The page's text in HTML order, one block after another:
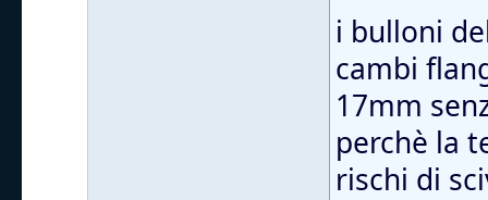
i bulloni
cambi
17mm
perchè la
rischi di